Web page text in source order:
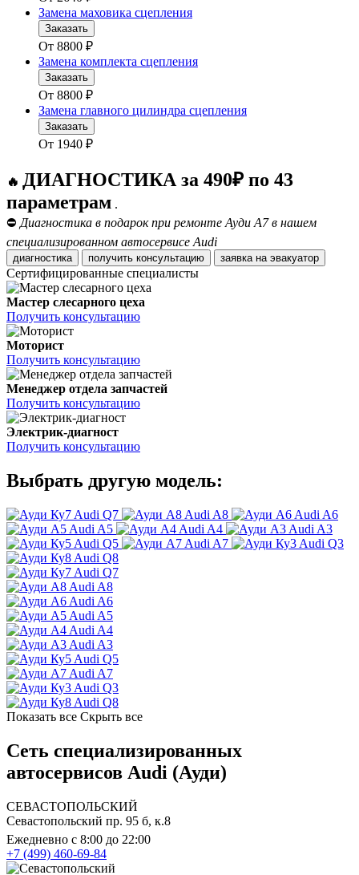
Замена маховика сцепления
Заказать
От 8800 ₽
Замена комплекта сцепления
Заказать
От 8800 ₽
Замена главного цилиндра сцепления
Заказать
От 1940 ₽
🔥 ДИАГНОСТИКА за 490₽ по 43
параметрам .
⛔ Диагностика в подарок при ремонте Ауди А7 в нашем
специализированном автосервисе Audi
диагностика получить консультацию заявка на эвакуатор
Сертифицированные специалисты
Мастер слесарного цеха
Получить консультацию
Моторист
Получить консультацию
Менеджер отдела запчастей
Получить консультацию
Электрик-диагност
Получить консультацию
Выбрать другую модель:
Audi Q7 Audi A8
Audi A6
Audi A5
Audi A4
Audi A3
Audi Q5
Audi A7
Audi Q3
Audi Q8
Audi Q7
Audi A8
Audi A6
Audi A5
Audi A4
Audi A3
Audi Q5
Audi A7
Audi Q3
Audi Q8
Показать все Скрыть все
Сеть специализированных
автосервисов Audi (Ауди)
СЕВАСТОПОЛЬСКИЙ
Севастопольский пр. 95 б, к.8
Ежедневно с 8:00 до 22:00
+7 (499) 460-69-84